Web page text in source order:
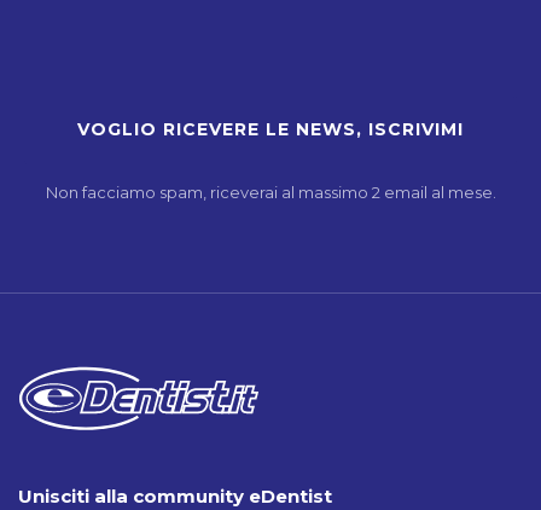
Non facciamo spam, riceverai al massimo 2 email al mese.
Unisciti alla community eDentist